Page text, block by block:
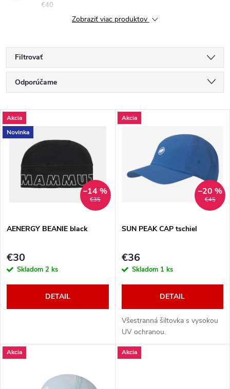
€40
Zobraziť viac produktov
Filtrovať
R
a
d
e
p
r
o
d
u
Odporúčame
Najdrahšie
Najpredávanejšie
Abecedne
V
ý
s
p
r
u
Akcia
Novinka
€35
–14 %
AENERGY BEANIE black
€30
Skladom 2 ks
DETAIL
Akcia
€45
–20 %
SUN PEAK CAP tschiel
€36
Skladom 1 ks
DETAIL
Všestranná šiltovka s vysokou
UV ochranou.
Akcia Akcia